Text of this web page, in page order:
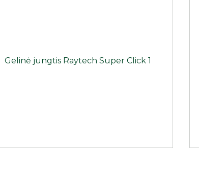
Gelinė jungtis Raytech Super Click 1